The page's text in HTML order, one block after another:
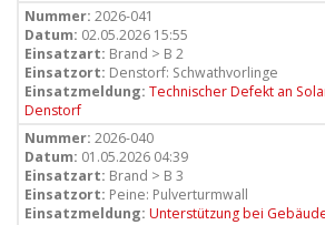
Nummer: 2026-041
Datum: 02.05.2026 15:55
Einsatzart: Brand > B 2
Einsatzort: Denstorf: Schwathvorlinge
Einsatzmeldung: Technischer Defekt an
Denstorf
Nummer: 2026-040
Datum: 01.05.2026 04:39
Einsatzart: Brand > B 3
Einsatzort: Peine: Pulverturmwall
Einsatzmeldung: Unterstützung bei